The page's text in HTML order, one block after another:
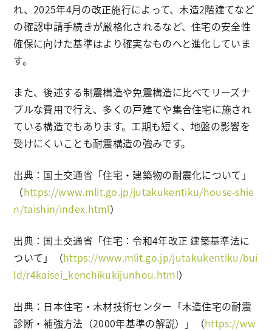
れ、2025年4月の改正施行によって、木造2階建てなど
の確認申請手続きが厳格化されるなど、住宅の安全性
確保に向けた基準はより確実なものへと進化していま
す。
また、後述する制震構造や免震構造に比べてリーズナ
ブルな費用で行え、多くの戸建てや集合住宅に施され
ている構造でもあります。工期も短く、地盤の影響を
受けにくいことも耐震構造の強みです。
出典：国土交通省「住宅・建築物の耐震化について」
（https://www.mlit.go.jp/jutakukentiku/house-shie
n/taishin/index.html）
出典：国土交通省「住宅：令和4年改正 建築基準法に
ついて」（https://www.mlit.go.jp/jutakukentiku/bui
ld/r4kaisei_kenchikukijunhou.html）
出典：日本住宅・木材技術センター「木造住宅の耐震
診断・補強方法（2000年基準の解説）」（https://ww